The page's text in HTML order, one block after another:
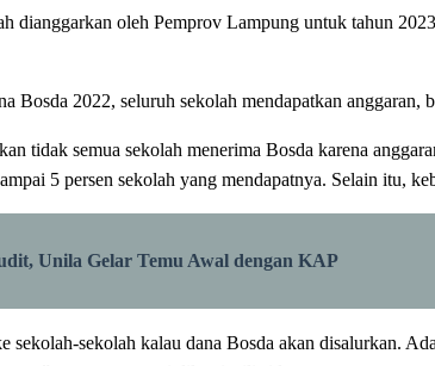
dianggarkan oleh Pemprov Lampung untuk tahun
Bosda 2022, seluruh sekolah mendapatkan anggaran,
tidak semua sekolah menerima Bosda karena
5 persen sekolah yang mendapatnya. Selain itu,
Unila Gelar Temu Awal dengan KAP
sekolah-sekolah kalau dana Bosda akan disalurkan.